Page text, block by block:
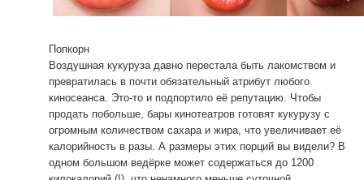
Попкорн
Воздушная кукуруза давно перестала быть лакомством и
превратилась в почти обязательный атрибут любого
киносеанса. Это-то и подпортило её репутацию. Чтобы
продать побольше, бары кинотеатров готовят кукурузу с
огромным количеством сахара и жира, что увеличивает её
калорийность в разы. А размеры этих порций вы видели? В
одном большом ведёрке может содержаться до 1200